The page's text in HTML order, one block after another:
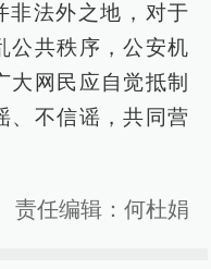
非法外之地，对于
公共秩序，公安机
大网民应自觉抵制
、不信谣，共同营
责任编辑：何杜娟